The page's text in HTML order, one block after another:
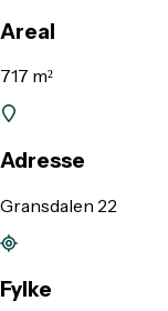
Areal
717 m²
Adresse
Gransdalen 22
Fylke